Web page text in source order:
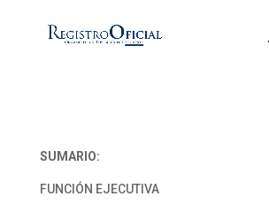
SUMARIO:
FUNCIÓN EJECUTIVA